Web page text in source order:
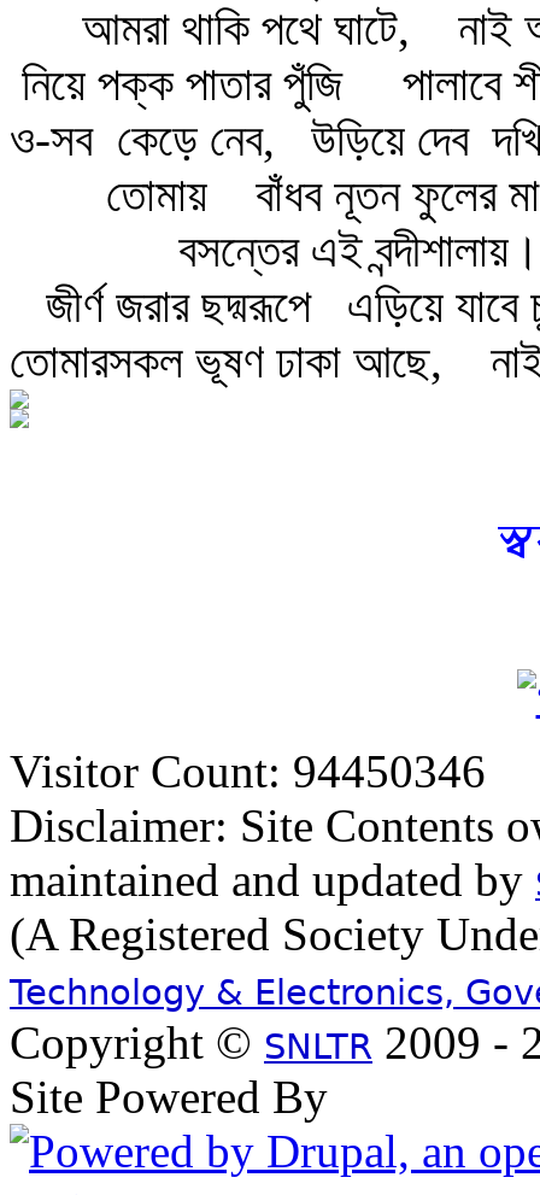
আমরা থাকি পথে ঘাটে,
নাই
নিয়ে পক্ক পাতার পুঁজি
পালাবে
ও-সব কেড়ে নেব, উড়িয়ে দেব
তোমায়
বাঁধব নূতন ফুলের
বসন্তের এই বন্দীশালায়।
জীর্ণ জরার ছদ্মরূপে
এড়িয়ে যাবে
তোমারসকল ভূষণ ঢাকা আছে,
Visitor Count: 94450346
Disclaimer: Site Contents
maintained and updated by
(A Registered Society
Technology & Electronics,
Copyright © SNLTR 2009 -
Site Powered By